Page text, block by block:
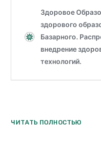
ЧИТАТЬ ПОЛНОСТЬЮ